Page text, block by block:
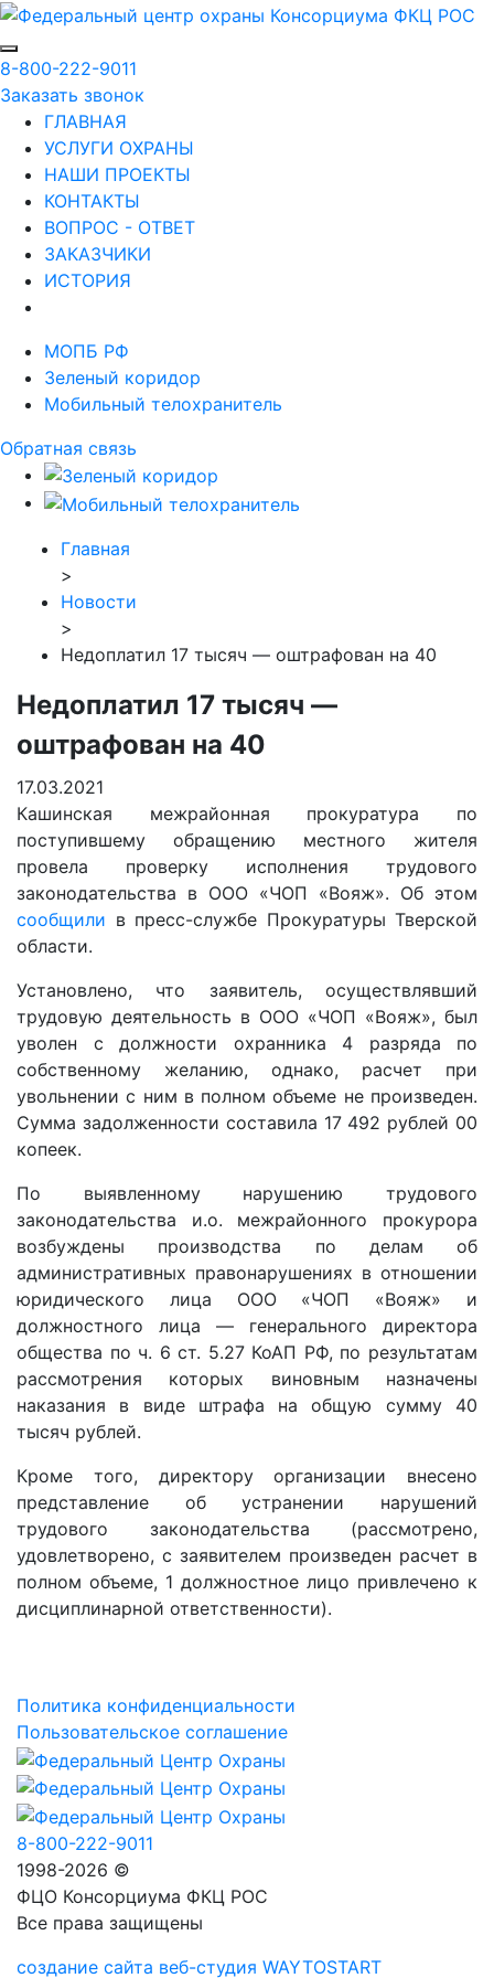
8-800-222-9011
Заказать звонок
ГЛАВНАЯ
УСЛУГИ ОХРАНЫ
НАШИ ПРОЕКТЫ
КОНТАКТЫ
ВОПРОС - ОТВЕТ
ЗАКАЗЧИКИ
ИСТОРИЯ
МОПБ РФ
Зеленый коридор
Мобильный телохранитель
Обратная связь
Главная
>
Новости
>
Недоплатил 17 тысяч — оштрафован на 40
Недоплатил 17 тысяч —
оштрафован на 40
17.03.2021
Кашинская межрайонная прокуратура по
поступившему обращению местного жителя
провела проверку исполнения трудового
законодательства в ООО «ЧОП «Вояж». Об этом
сообщили в пресс-службе Прокуратуры Тверской
области.
Установлено, что заявитель, осуществлявший
трудовую деятельность в ООО «ЧОП «Вояж», был
уволен с должности охранника 4 разряда по
собственному желанию, однако, расчет при
увольнении с ним в полном объеме не произведен.
Сумма задолженности составила 17 492 рублей 00
копеек.
По выявленному нарушению трудового
законодательства и.о. межрайонного прокурора
возбуждены производства по делам об
административных правонарушениях в отношении
юридического лица ООО «ЧОП «Вояж» и
должностного лица — генерального директора
общества по ч. 6 ст. 5.27 КоАП РФ, по результатам
рассмотрения которых виновным назначены
наказания в виде штрафа на общую сумму 40
тысяч рублей.
Кроме того, директору организации внесено
представление об устранении нарушений
трудового законодательства (рассмотрено,
удовлетворено, с заявителем произведен расчет в
полном объеме, 1 должностное лицо привлечено к
дисциплинарной ответственности).
Политика конфиденциальности
Пользовательское соглашение
8-800-222-9011
1998-2026 ©
ФЦО Консорциума ФКЦ РОС
Все права защищены
создание сайта веб-студия WAYTOSTART